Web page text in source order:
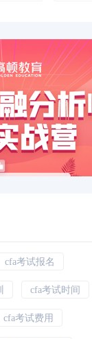
cfa考试报名
cfa考试时间
cfa考试费用